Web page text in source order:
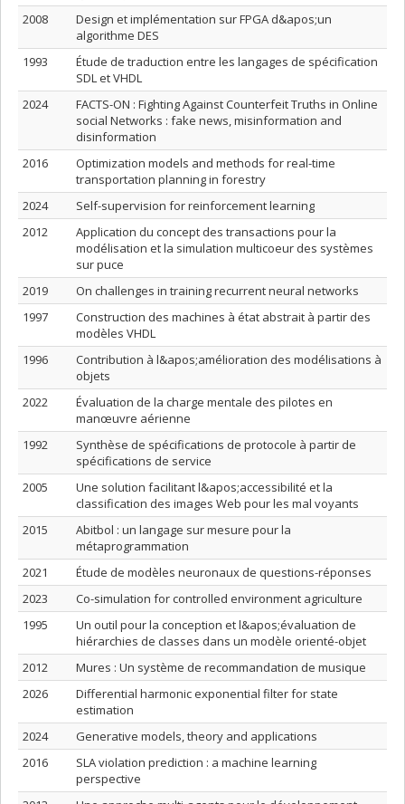
2008
Design et implémentation sur FPGA d&apos;un
algorithme DES
1993
Étude de traduction entre les langages de spécification
SDL et VHDL
2024
FACTS-ON : Fighting Against Counterfeit Truths in Online
social Networks : fake news, misinformation and
disinformation
2016
Optimization models and methods for real-time
transportation planning in forestry
2024
Self-supervision for reinforcement learning
2012
Application du concept des transactions pour la
modélisation et la simulation multicoeur des systèmes
sur puce
2019
On challenges in training recurrent neural networks
1997
Construction des machines à état abstrait à partir des
modèles VHDL
1996
Contribution à l&apos;amélioration des modélisations à
objets
2022
Évaluation de la charge mentale des pilotes en
manœuvre aérienne
1992
Synthèse de spécifications de protocole à partir de
spécifications de service
2005
Une solution facilitant l&apos;accessibilité et la
classification des images Web pour les mal voyants
2015
Abitbol : un langage sur mesure pour la
métaprogrammation
2021
Étude de modèles neuronaux de questions-réponses
2023
Co-simulation for controlled environment agriculture
1995
Un outil pour la conception et l&apos;évaluation de
hiérarchies de classes dans un modèle orienté-objet
2012
Mures : Un système de recommandation de musique
2026
Differential harmonic exponential filter for state
estimation
2024
Generative models, theory and applications
2016
SLA violation prediction : a machine learning
perspective